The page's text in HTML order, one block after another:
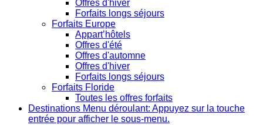
Offres d'hiver
Forfaits longs séjours
Forfaits Europe
Appart’hôtels
Offres d'été
Offres d'automne
Offres d'hiver
Forfaits longs séjours
Forfaits Floride
Toutes les offres forfaits
Destinations Menu déroulant: Appuyez sur la touche
entrée pour afficher le sous-menu.